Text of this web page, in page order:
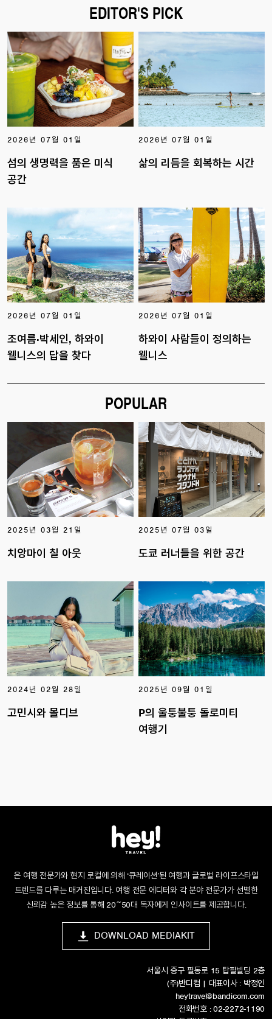
EDITOR'S PICK
2026년 07월 01일
섬의 생명력을 품은 미식
공간
2026년 07월 01일
삶의 리듬을 회복하는 시간
2026년 07월 01일
조여름·박세인, 하와이
웰니스의 답을 찾다
2026년 07월 01일
하와이 사람들이 정의하는
웰니스
POPULAR
2025년 03월 21일
치앙마이 칠 아웃
2025년 07월 03일
도쿄 러너들을 위한 공간
2024년 02월 28일
고민시와 몰디브
2025년 09월 01일
P의 울퉁불퉁 돌로미티
여행기
은 여행 전문가와 현지 로컬에 의해 ‘큐레이션’된 여행과 글로벌 라이프스타일
트렌드를 다루는 매거진입니다. 여행 전문 에디터와 각 분야 전문가가 선별한
신뢰감 높은 정보를 통해 20~50대 독자에게 인사이트를 제공합니다.
DOWNLOAD MEDIAKIT
서울시 중구 필동로 15 탑필빌딩 2층
(주)반디컴 | 대표이사 : 박정인
heytravel@bandicom.com
전화번호 : 02-2272-1190